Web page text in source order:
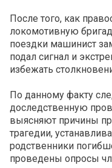
После того, как
локомотивную
поездки машинист
подал сигнал и
избежать
По данному факту
доследственную
выясняют причины
трагедии,
родственники
проведены опросы